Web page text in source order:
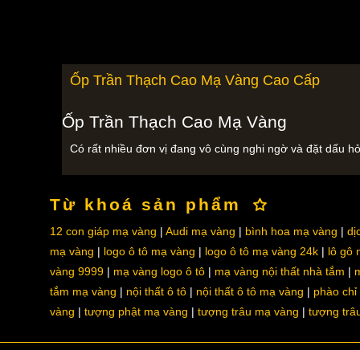
Ốp Trần Thạch Cao Mạ Vàng Cao Cấp
Ốp Trần Thạch Cao Mạ Vàng
Có rất nhiều đơn vị đang vô cùng nghi ngờ và đặt dấu
Từ khoá sản phẩm
12 con giáp mạ vàng Audi mạ vàng bình hoa mạ vàng
mạ vàng
logo ô tô mạ vàng logo ô tô mạ vàng 24k
lô gô
vàng 9999
mạ vàng logo ô tô mạ vàng nội thất nhà tắm
tắm mạ vàng
nội thất ô tô nội thất ô tô mạ vàng
phào chỉ
vàng
tượng phật mạ vàng tượng trâu mạ vàng tượng